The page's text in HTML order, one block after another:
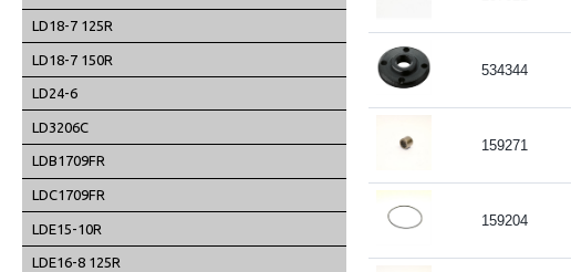
LD18-7 125R
LD18-7 150R
LD24-6
LD3206C
LDB1709FR
LDC1709FR
LDE15-10R
LDE16-8 125R
534344
159271
159204